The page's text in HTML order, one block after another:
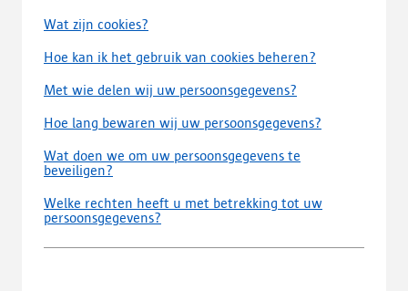
Wat zijn cookies?
Hoe kan ik het gebruik van cookies beheren?
Met wie delen wij uw persoonsgegevens?
Hoe lang bewaren wij uw persoonsgegevens?
Wat doen we om uw persoonsgegevens te
beveiligen?
Welke rechten heeft u met betrekking tot uw
persoonsgegevens?